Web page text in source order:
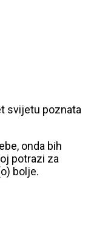
svijetu poznata
onda bih
potrazi za
bolje.